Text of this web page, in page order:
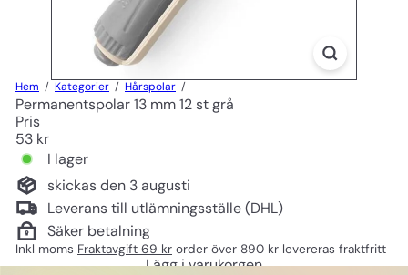
Hem Kategorier Hårspolar
Permanentspolar 13 mm 12 st grå
Pris
Ord
pris
53 kr
I lager
skickas den 3 augusti
Leverans till utlämningsställe (DHL)
Säker betalning
Inkl moms Fraktavgift 69 kr order över 890 kr levereras fraktfritt
Lägg i varukorgen